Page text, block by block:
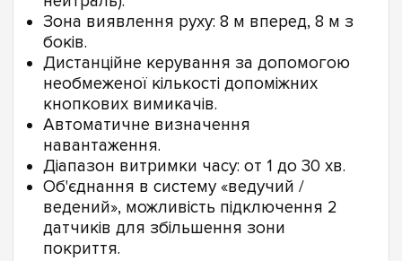
Зона виявлення руху: 8 м вперед, 8 м з
боків.
Дистанційне керування за допомогою
необмеженої кількості допоміжних
кнопкових вимикачів.
Автоматичне визначення
навантаження.
Діапазон витримки часу: от 1 до 30 хв.
Об'єднання в систему «ведучий /
ведений», можливість підключення 2
датчиків для збільшення зони
покриття.